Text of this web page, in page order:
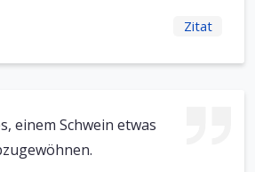
Zitat
einem Schwein etwas